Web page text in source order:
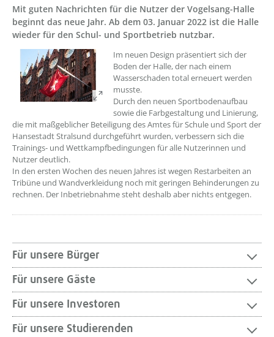
Mit guten Nachrichten für die Nutzer der Vogelsang-Halle
beginnt das neue Jahr. Ab dem 03. Januar 2022 ist die Halle
wieder für den Schul- und Sportbetrieb nutzbar.
Im neuen Design präsentiert sich der
Boden der Halle, der nach einem
Wasserschaden total erneuert werden
musste.
Durch den neuen Sportbodenaufbau
sowie die Farbgestaltung und Linierung,
die mit maßgeblicher Beteiligung des Amtes für Schule und Sport der
Hansestadt Stralsund durchgeführt wurden, verbessern sich die
Trainings- und Wettkampfbedingungen für alle Nutzerinnen und
Nutzer deutlich.
In den ersten Wochen des neuen Jahres ist wegen Restarbeiten an
Tribüne und Wandverkleidung noch mit geringen Behinderungen zu
rechnen. Der Inbetriebnahme steht deshalb aber nichts entgegen.
Für unsere Bürger
Für unsere Gäste
Für unsere Investoren
Für unsere Studierenden